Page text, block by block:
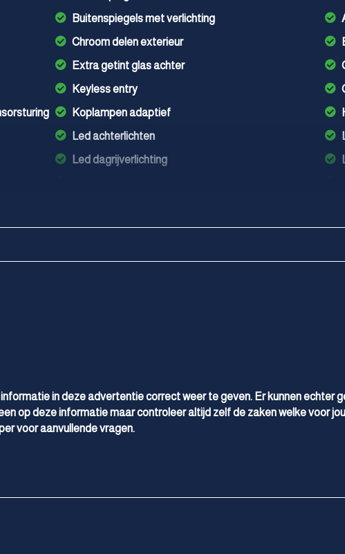
Buitenspiegels met verlichting
Chroom delen exterieur
Extra getint glas achter
Keyless entry
Koplampen adaptief
Led achterlichten
Led dagrijverlichting
Metaalkleur
in deze advertentie correct weer te geven. Er kunnen echter
op deze informatie maar controleer altijd zelf de zaken welke voor
voor aanvullende vragen.